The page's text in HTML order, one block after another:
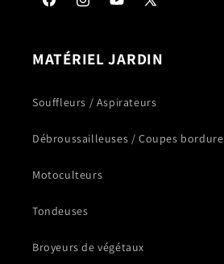
FacebookInstagramYouTube
X
MATÉRIEL JARDIN
Souffleurs / Aspirateurs
Débroussailleuses / Coupes bordure
Motoculteurs
Tondeuses
Broyeurs de végétaux